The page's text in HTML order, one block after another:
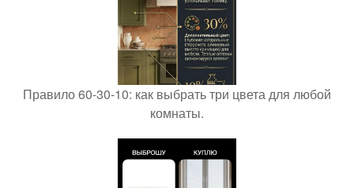
Правило 60-30-10: как выбрать три цвета для любой
комнаты.